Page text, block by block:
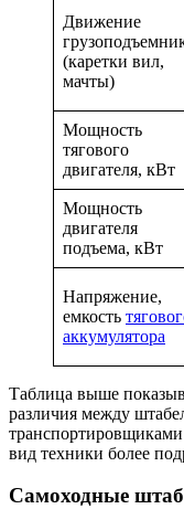
Движение
(каретки вил,
мачты)
Мощность
тягового
двигателя, кВт
Мощность
двигателя
подъема, кВт
Напряжение,
емкость
аккумулятора
Таблица выше
различия между
вид техники более
Самоходные